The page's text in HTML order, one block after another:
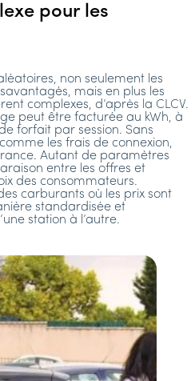
pour les
non seulement les
mais en plus les
complexes, d’après la CLCV.
peut être facturée au kWh, à
forfait par session. Sans
les frais de connexion,
Autant de paramètres
entre les offres et
des consommateurs.
carburants où les prix sont
standardisée et
station à l’autre.